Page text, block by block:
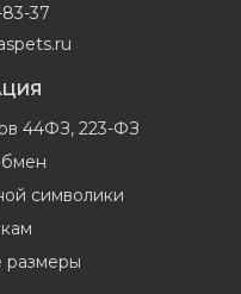
37
44ФЗ, 223-ФЗ
символики
размеры